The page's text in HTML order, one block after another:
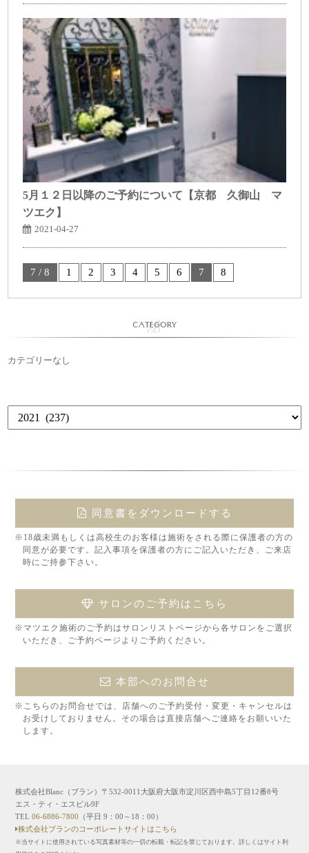
5月１２日以降のご予約について【京都 久御山 マ
ツエク】
2021-04-27
7 / 8 1 2 3 4 5 6 7 8
CATEGORY
カテゴリーなし
同意書をダウンロードする
※18歳未満もしくは高校生のお客様は施術をされる際に保護者の方の
同意が必要です。記入事項を保護者の方にご記入いただき、ご来店
時にご持参下さい。
サロンのご予約はこちら
※マツエク施術のご予約はサロンリストページから各サロンをご選択
いただき、ご予約ページよりご予約ください。
本部へのお問合せ
※こちらのお問合せでは、店舗へのご予約受付・変更・キャンセルは
お受けしておりません。その場合は直接店舗へご連絡をお願いいた
します。
株式会社Blanc（ブラン）〒532-0011大阪府大阪市淀川区西中島5丁目12番8号
エス・ティ・エスビル9F
TEL06-6886-7800
（平日 9：00～18：00）
株式会社ブランのコーポレートサイトはこちら
※当サイトに使用されている写真素材等の一切の転載・転記を禁じております。詳しくはサイト利